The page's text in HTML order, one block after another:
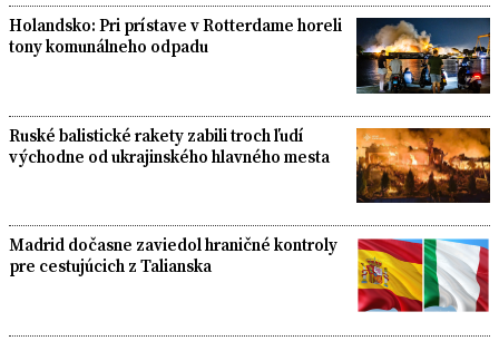
Holandsko: Pri prístave v Rotterdame horeli
tony komunálneho odpadu
Ruské balistické rakety zabili troch ľudí
východne od ukrajinského hlavného mesta
Madrid dočasne zaviedol hraničné kontroly
pre cestujúcich z Talianska